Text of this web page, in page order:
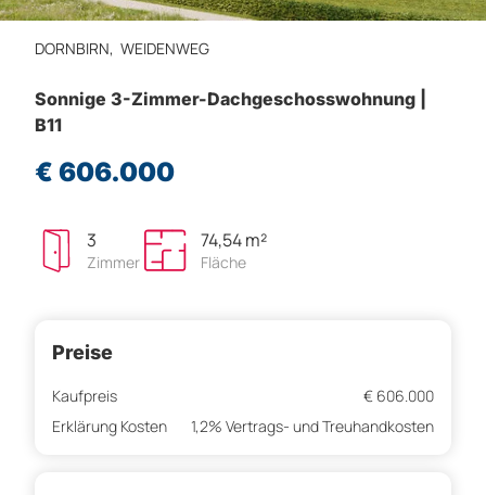
DORNBIRN, WEIDENWEG
Sonnige 3-Zimmer-Dachgeschosswohnung |
B11
€ 606.000
3
Zimmer
74,54 m²
Fläche
Preise
Kaufpreis
€ 606.000
Erklärung Kosten
1,2% Vertrags- und Treuhandkosten